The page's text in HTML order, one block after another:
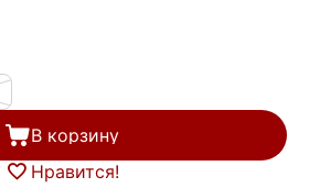
В корзину
Нравится!